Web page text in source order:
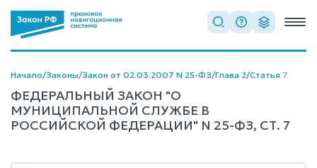
Начало/Законы/Закон от 02.03.2007 N 25-ФЗ/Глава 2/Статья 7
ФЕДЕРАЛЬНЫЙ ЗАКОН "О
МУНИЦИПАЛЬНОЙ СЛУЖБЕ В
РОССИЙСКОЙ ФЕДЕРАЦИИ" N 25-ФЗ, СТ. 7